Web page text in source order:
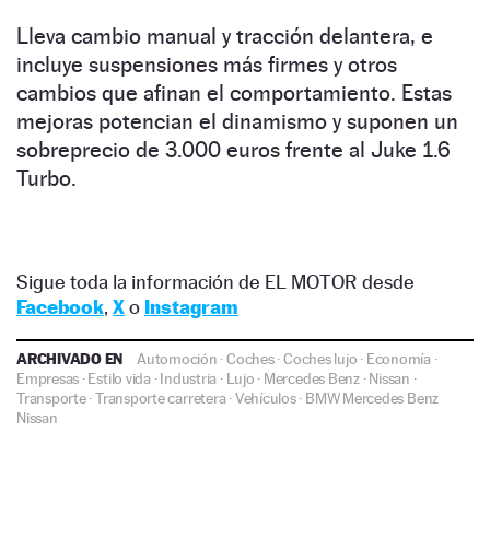
Lleva cambio manual y tracción delantera, e
incluye suspensiones más firmes y otros
cambios que afinan el comportamiento. Estas
mejoras potencian el dinamismo y suponen un
sobreprecio de 3.000 euros frente al Juke 1.6
Turbo.
Sigue toda la información de EL MOTOR desde
Facebook, Xo Instagram
ARCHIVADO EN Automoción ·Coches·Coches lujo · Economía·
Empresas ·Estilo vida·Industria · Lujo · Mercedes Benz·Nissan ·
Transporte·Transporte carretera·Vehículos· BMW Mercedes Benz
Nissan